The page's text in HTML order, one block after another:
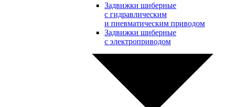
Задвижки шиберные
с гидравлическим
и пневматическим приводом
Задвижки шиберные
с электроприводом